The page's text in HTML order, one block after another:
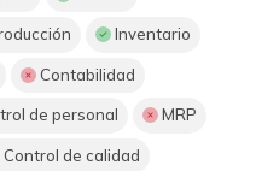
Inventario
Contabilidad
de personal MRP
Control de calidad